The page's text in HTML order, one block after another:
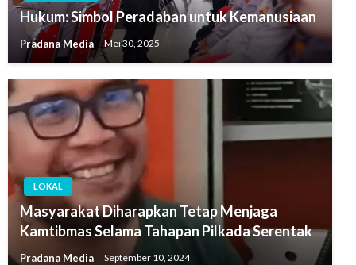
Hukum: Simbol Peradaban untuk Kemanusiaan
Pradana Media Mei 30, 2025
LOKAL
Masyarakat Diharapkan Tetap Menjaga
Kamtibmas Selama Tahapan Pilkada Serentak
Pradana Media September 10, 2024